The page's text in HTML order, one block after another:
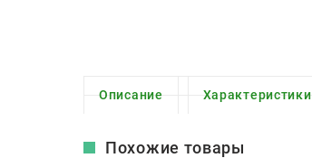
Описание Характеристики
Похожие товары